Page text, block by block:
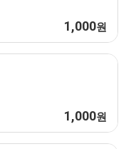
1,000원
1,000원